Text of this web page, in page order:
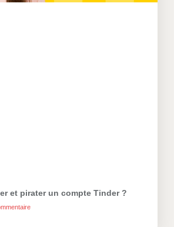
et pirater un compte Tinder ?